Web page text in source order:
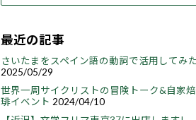
最近の記事
さいたまをスペイン語の動詞で活用してみ
2025/05/29
世界一周サイクリストの冒険トーク&自家
琲イベント 2024/04/10